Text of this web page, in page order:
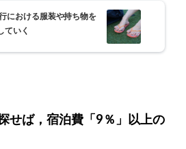
における服装や持ち物を
ていく
せば，宿泊費「9％」以上の